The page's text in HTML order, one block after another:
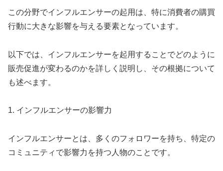
この分野でインフルエンサーの起用は、特に消費者の購買
行動に大きな影響を与える要素となっています。
以下では、インフルエンサーを起用することでどのように
販売促進が変わるのかを詳しく説明し、その根拠について
も述べます。
1. インフルエンサーの影響力
インフルエンサーとは、多くのフォロワーを持ち、特定の
コミュニティで影響力を持つ人物のことです。